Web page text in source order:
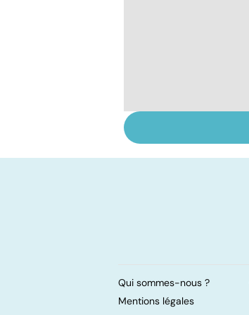
l'épuisement
Qui sommes-nous ?
Mentions légales